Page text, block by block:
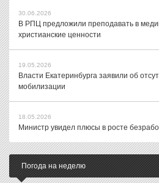
30.06.2026
В РПЦ предложили преподавать в
христианские ценности
19.05.2026
Власти Екатеринбурга заявили об
мобилизации
18.05.2026
Министр увидел плюсы в росте
Погода на неделю